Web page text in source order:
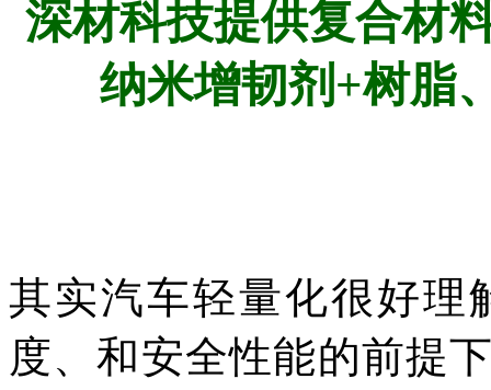
深材科技提供复合材
纳米增韧剂+树脂
其实汽车轻量化很好理
度、和安全性能的前提